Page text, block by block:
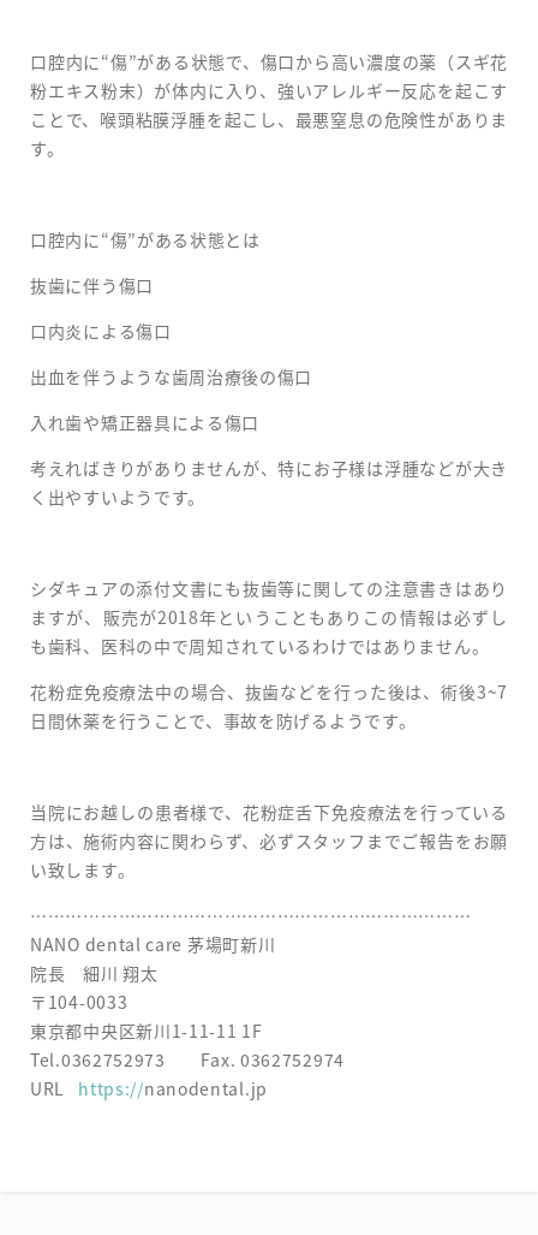
口腔内に“傷”がある状態で、傷口から高い濃度の薬（スギ花
粉エキス粉末）が体内に入り、強いアレルギー反応を起こす
ことで、喉頭粘膜浮腫を起こし、最悪窒息の危険性がありま
す。
口腔内に“傷”がある状態とは
抜歯に伴う傷口
口内炎による傷口
出血を伴うような歯周治療後の傷口
入れ歯や矯正器具による傷口
考えればきりがありませんが、特にお子様は浮腫などが大き
く出やすいようです。
シダキュアの添付文書にも抜歯等に関しての注意書きはあり
ますが、販売が2018年ということもありこの情報は必ずし
も歯科、医科の中で周知されているわけではありません。
花粉症免疫療法中の場合、抜歯などを行った後は、術後3~7
日間休薬を行うことで、事故を防げるようです。
当院にお越しの患者様で、花粉症舌下免疫療法を行っている
方は、施術内容に関わらず、必ずスタッフまでご報告をお願
い致します。
…………………………………………………………………
NANO dental care 茅場町新川
院長 細川 翔太
〒104-0033
東京都中央区新川1-11-11 1F
Tel.0362752973 Fax. 0362752974
URL https://nanodental.jp